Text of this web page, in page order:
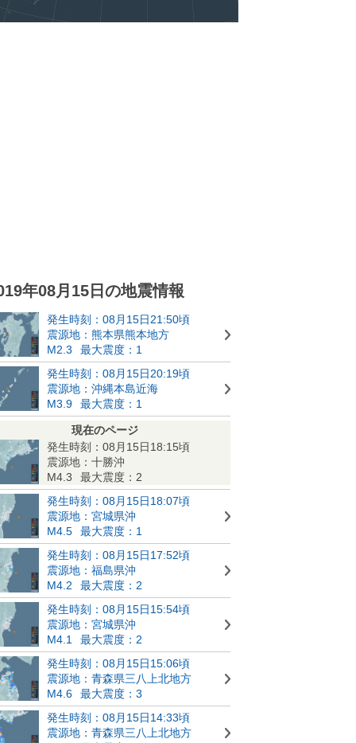
年08月15日の地震情報
発生時刻：08月15日21:50頃
震源地：熊本県熊本地方
M2.3
最大震度：1
発生時刻：08月15日20:19頃
震源地：沖縄本島近海
M3.9
最大震度：1
現在のページ
発生時刻：08月15日18:15頃
震源地：十勝沖
M4.3
最大震度：2
発生時刻：08月15日18:07頃
震源地：宮城県沖
M4.5
最大震度：1
発生時刻：08月15日17:52頃
震源地：福島県沖
M4.2
最大震度：2
発生時刻：08月15日15:54頃
震源地：宮城県沖
M4.1
最大震度：2
発生時刻：08月15日15:06頃
震源地：青森県三八上北地方
M4.6
最大震度：3
発生時刻：08月15日14:33頃
震源地：青森県三八上北地方